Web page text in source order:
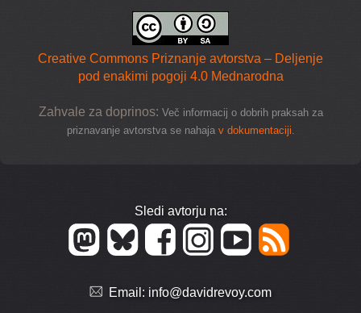
Creative Commons Priznanje avtorstva – Deljenje
pod enakimi pogoji 4.0 Mednarodna
Zahvale za doprinos: Več informacij o dobrih praksah za
priznavanje avtorstva se nahaja v dokumentaciji
Sledi avtorju na:
Email: info@davidrevoy.com